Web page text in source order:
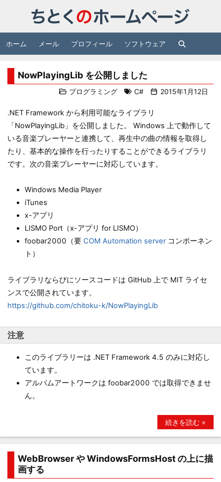
ホーム メール プロフィール ソフトウェア
NowPlayingLib を公開しました
プログラミング C# 2015年1月12日
.NET Framework から利用可能なライブラリ
「NowPlayingLib」を公開しました。 Windows 上で動作して
いる音楽プレーヤーと連携して、再生中の曲の情報を取得し
たり、基本的な操作を行ったりすることができるライブラリ
です。次の音楽プレーヤーに対応しています。
Windows Media Player
iTunes
x-アプリ
LISMO Port（x-アプリ for LISMO）
foobar2000（要 COM Automation serverコンポーネン
ト）
ライブラリならびにソースコードは GitHub 上で MIT ライセ
ンスで公開されています。
https://github.com/chitoku-k/NowPlayingLib
注意
このライブラリーは .NET Framework 4.5 のみに対応し
ています。
アルバムアートワークは foobar2000 では取得できませ
ん。
続きを読む »
WebBrowser や WindowsFormsHost の上に描
画する